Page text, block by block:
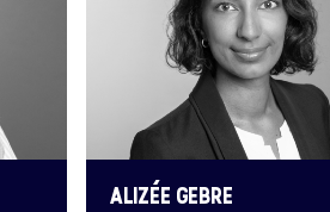
ALIZÉE GEBRE